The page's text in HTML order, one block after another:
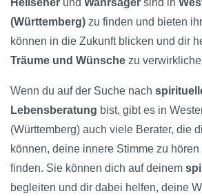
Hellseher und Wahrsager sind in
(Württemberg) zu finden und bieten
können in die Zukunft blicken und dir
Träume und Wünsche zu
Wenn du auf der Suche nach
Lebensberatung bist, gibt es in
(Württemberg) auch viele Berater, die
können, deine innere Stimme zu
finden. Sie können dich auf deinem
begleiten und dir dabei helfen, deine